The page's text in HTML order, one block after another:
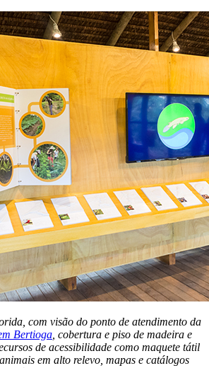
com visão do ponto de atendimento da
Bertioga , cobertura e piso de madeira e
de acessibilidade como maquete tátil
em alto relevo, mapas e catálogos